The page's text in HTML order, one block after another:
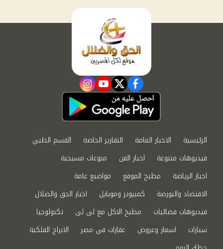
facebook
twitter
youtube
instagram
الرئيسية الاخبار العامة التقارير الخاصة
القسم الطبي
فيديوهات متنوعة
اخبار الفن
منوعات مسيحية
اخبار الرياضة
مطبخ الموقع
مواضيع عامة
الاقتصاد والبورصة
كمبيوتر وموبايل
اخبار الحق والضلال
فيديوهات فضائيات
مطبخ الاكل مع لى لى
تكنولوجيا
سيارات
اسعار وعروض عقارات في مصر
الابراج الفلكية